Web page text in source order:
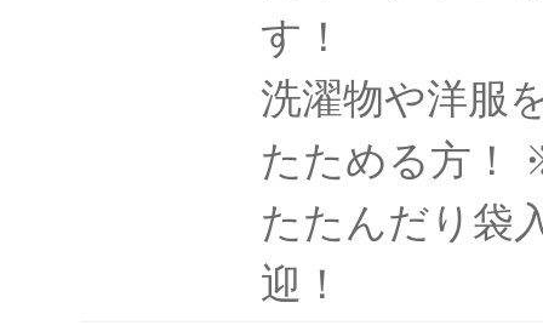
す！
洗濯物や洋服
たためる方！
たたんだり袋
迎！